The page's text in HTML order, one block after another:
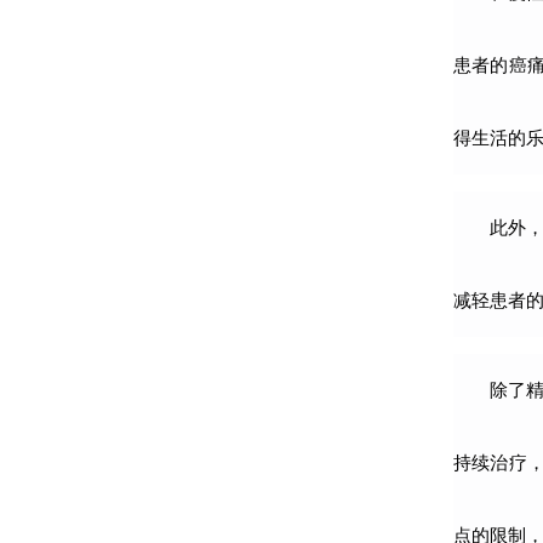
患者的癌
得生活的
此外
减轻患者
除了
持续治疗
点的限制